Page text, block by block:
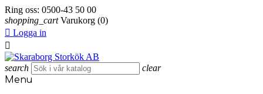
Ring oss: 0500-43 50 00
shopping_cart Varukorg (0)
 Logga in

search clear
Menu